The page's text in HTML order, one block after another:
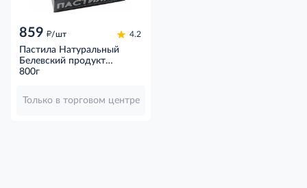
859 д/шт 4.2
Пастила Натуральный
Белевский продукт
Пастилята в ассортименте
800г
Только в торговом центре